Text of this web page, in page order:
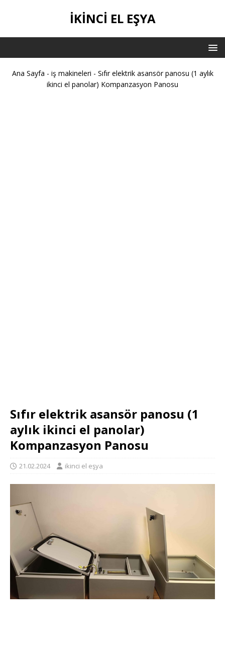
IKINCI EL EŞYA
Ana Sayfa - iş makineleri - Sıfır elektrik asansör panosu (1 aylık
ikinci el panolar) Kompanzasyon Panosu
Sıfır elektrik asansör panosu (1
aylık ikinci el panolar)
Kompanzasyon Panosu
21.02.2024 ikinci el eşya